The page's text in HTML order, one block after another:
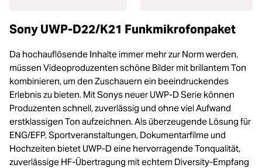
Sony UWP-D22/K21 Funkmikrofonpaket
Da hochauflösende Inhalte immer mehr zur Norm werden,
müssen Videoproduzenten schöne Bilder mit brillantem Ton
kombinieren, um den Zuschauern ein beeindruckendes
Erlebnis zu bieten. Mit Sonys neuer UWP-D Serie können
Produzenten schnell, zuverlässig und ohne viel Aufwand
erstklassigen Ton aufzeichnen. Als überzeugende Lösung für
ENG/EFP, Sportveranstaltungen, Dokumentarfilme und
Hochzeiten bietet UWP-D eine hervorragende Tonqualität,
zuverlässige HF-Übertragung mit echtem Diversity-Empfang